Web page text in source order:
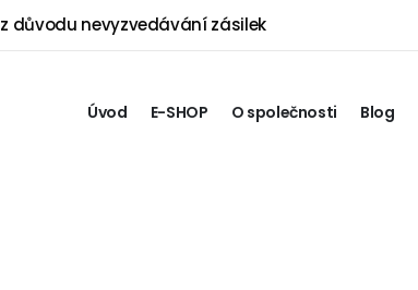
z důvodu nevyzvedávání zásilek
Úvod E-SHOP O společnosti Blog